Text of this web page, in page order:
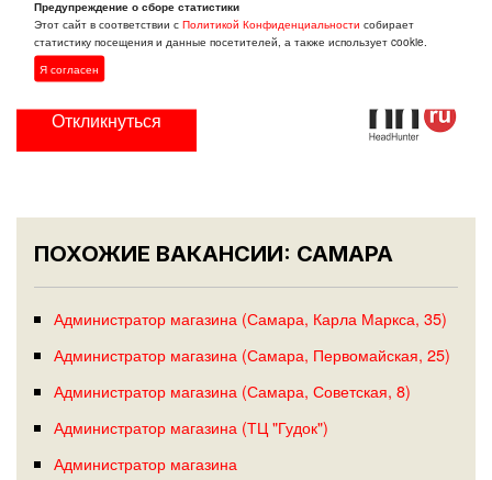
Кэш-бек сотрудникам 10% по карте лояльности
Магнит.
Откликнуться
ПОХОЖИЕ ВАКАНСИИ: САМАРА
Администратор магазина (Самара, Карла Маркса, 35)
Администратор магазина (Самара, Первомайская, 25)
Администратор магазина (Самара, Советская, 8)
Администратор магазина (ТЦ "Гудок")
Администратор магазина
Предупреждение о сборе статистики
Этот сайт в соответствии сПолитикой Конфиденциальности собирает
статистику посещения и данные посетителей, а также использует cookie.
Я согласен